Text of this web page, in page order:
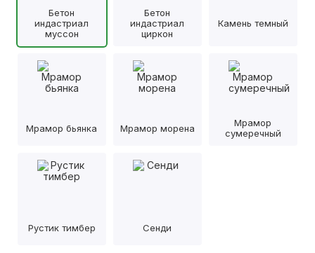
Бетон
индастриал
муссон
Бетон
индастриал
циркон
Камень темный
Мрамор бьянка Мрамор морена
Мрамор
сумеречный
Рустик тимбер Сенди